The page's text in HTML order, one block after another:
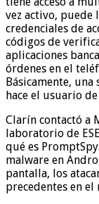
vez activo, puede
credenciales de
códigos de
aplicaciones
órdenes en el
Básicamente,
hace el usuario
Clarín contactó a
laboratorio de
qué es
malware en
pantalla, los
precedentes en el